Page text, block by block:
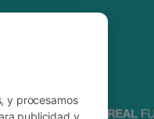
y procesamos
publicidad y